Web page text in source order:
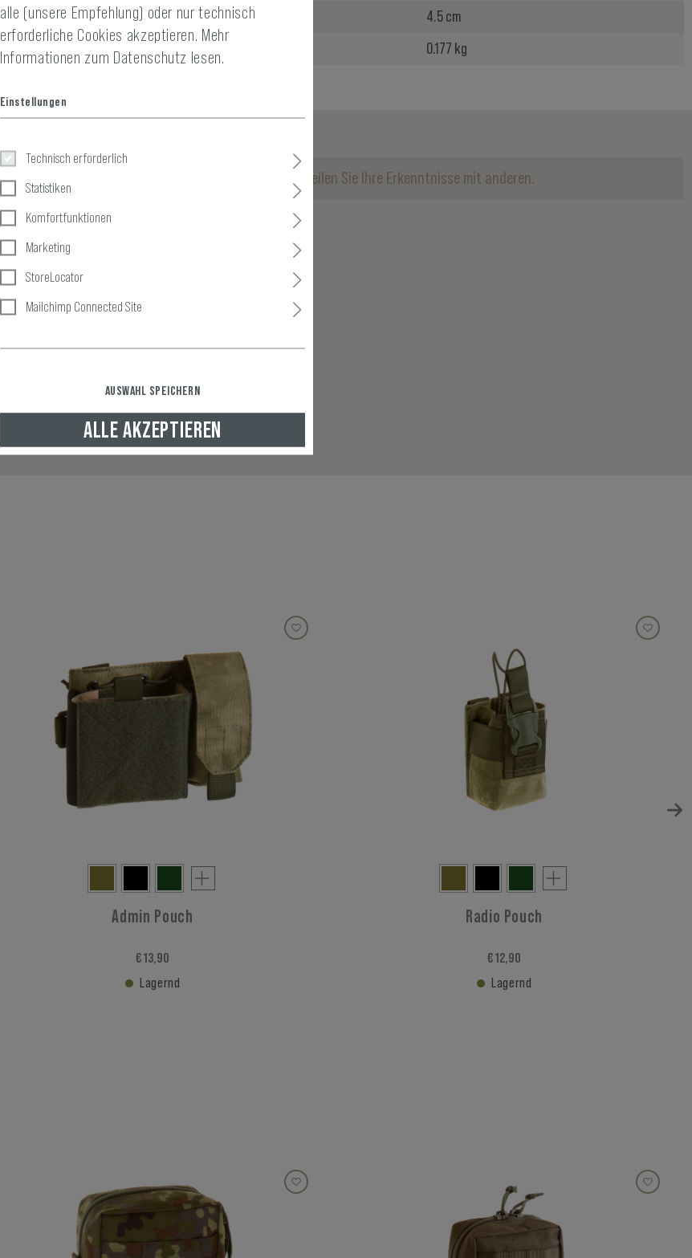
Höhe verpackt:
4.5 cm
Gewicht verpackt: 0.177 kg
Keine Bewertungen gefunden. Gehen Sie voran und teilen Sie Ihre Erkenntnisse mit anderen.
Admin Pouch
€ 13,90
Lagernd
Radio Pouch
€ 12,90
Lagernd
alle (unsere Empfehlung) oder nur technisch
erforderliche Cookies akzeptieren. Mehr
Informationen zum Datenschutz lesen.
Einstellungen
Technisch erforderlich
Statistiken
Komfortfunktionen
Marketing
StoreLocator
Mailchimp Connected Site
AUSWAHL SPEICHERN
ALLE AKZEPTIEREN